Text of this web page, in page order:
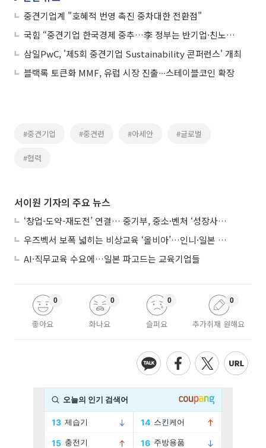
중견기업계 "호혜적 번영 촉진 중차대한 전환점"
국힘 “중견기업 한국경제 중추…李 정부는 반기업·친노조 정책”
삼일PwC, '제5회 중견기업 Sustainability 콘퍼런스' 개최
블랙록 토큰화 MMF, 유럽 시장 진출∙∙∙스테이블코인 확장
#중견기업 #중견련 #아세안 #글로벌
#협력
서이원 기자의 주요 뉴스
‘창업-도약-재도전’ 연결… 중기부, 중소·벤처 ‘성장사다리’ 짓는다
우즈벡서 보폭 넓히는 비상교육 ‘올비아’…인니·일본 진출 타진
AI·직무교육 수요에…일본 파고드는 교육기업들
좋아요
0
화나요
0
슬퍼요
0
추가취재 원해요
0